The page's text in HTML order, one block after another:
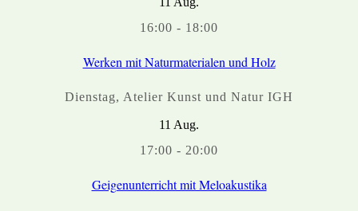
16:00 - 18:00
Werken mit Naturmaterialen und Holz
Dienstag, Atelier Kunst und Natur IGH
11 Aug.
17:00 - 20:00
Geigenunterricht mit Meloakustika